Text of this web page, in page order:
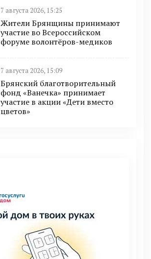
7 августа 2026, 15:25
Жители Брянщины принимают
участие во Всероссийском
форуме волонтёров-медиков
7 августа 2026, 15:09
Брянский благотворительный
фонд «Ванечка» принимает
участие в акции «Дети вместо
цветов»